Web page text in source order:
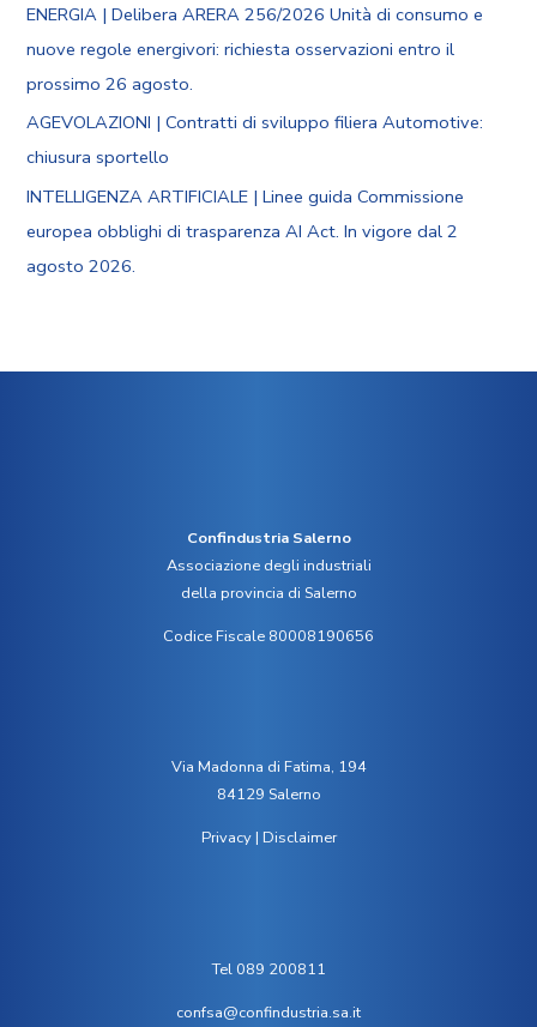
ENERGIA | Delibera ARERA 256/2026 Unità di consumo e
nuove regole energivori: richiesta osservazioni entro il
prossimo 26 agosto.
AGEVOLAZIONI | Contratti di sviluppo filiera Automotive:
chiusura sportello
INTELLIGENZA ARTIFICIALE | Linee guida Commissione
europea obblighi di trasparenza AI Act. In vigore dal 2
agosto 2026.
Confindustria Salerno
Associazione degli industriali
della provincia di Salerno
Codice Fiscale 80008190656
Via Madonna di Fatima, 194
84129 Salerno
Privacy| Disclaimer
Tel 089 200811
confsa@confindustria.sa.it